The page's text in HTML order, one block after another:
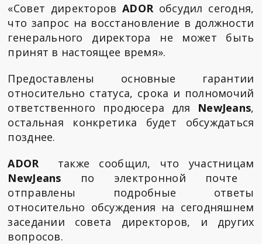
«Совет директоровADORобсудил сегодня,
что запрос на восстановление в должности
генерального директора не может быть
принят в настоящее время».
Предоставлены основные гарантии
относительно статуса, срока и полномочий
ответственного продюсера для NewJeans,
остальная конкретика будет обсуждаться
позднее.
ADORтакже сообщил, что участницам
NewJeans по электронной почте
отправлены подробные ответы
относительно обсуждения на сегодняшнем
заседании совета директоров, и других
вопросов.